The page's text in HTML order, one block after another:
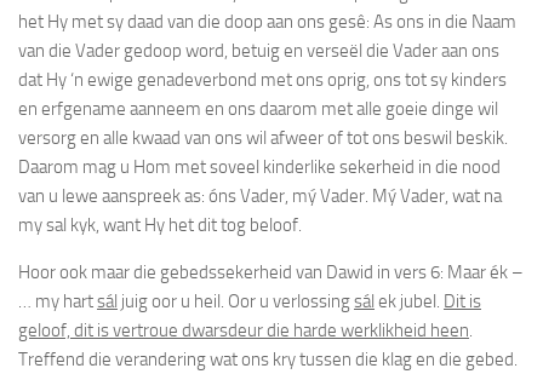
het Hy met sy daad van die doop aan ons gesê: As ons in die Naam
van die Vader gedoop word, betuig en verseël die Vader aan ons
dat Hy ‘n ewige genadeverbond met ons oprig, ons tot sy kinders
en erfgename aanneem en ons daarom met alle goeie dinge wil
versorg en alle kwaad van ons wil afweer of tot ons beswil beskik.
Daarom mag u Hom met soveel kinderlike sekerheid in die nood
van u lewe aanspreek as: óns Vader, mý Vader. Mý Vader, wat na
my sal kyk, want Hy het dit tog beloof.
Hoor ook maar die gebedssekerheid van Dawid in vers 6: Maar ék –
… my hartsál juig oor u heil. Oor u verlossingsál ek jubel. Dit is
geloof, dit is vertroue dwarsdeur die harde werklikheid heen.
Treffend die verandering wat ons kry tussen die klag en die gebed.